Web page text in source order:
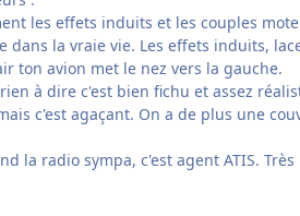
les effets induits et les couples
la vraie vie. Les effets induits,
ton avion met le nez vers la gauche.
à dire c'est bien fichu et assez
c'est agaçant. On a de plus une
la radio sympa, c'est agent ATIS.